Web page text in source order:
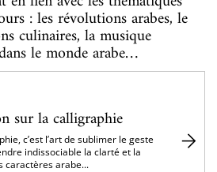
: les révolutions arabes, le
culinaires, la musique
le monde arabe…
sur la calligraphie
c’est l’art de sublimer le geste
indissociable la clarté et la
caractères arabe...